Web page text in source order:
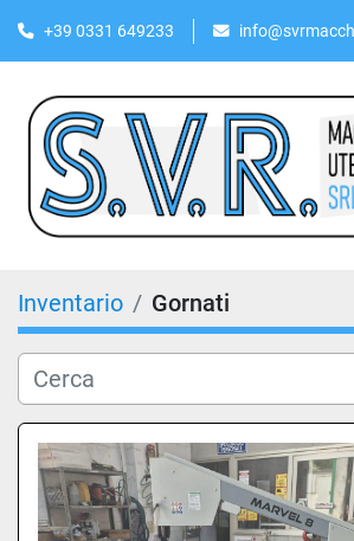
+39 0331 649233
Inventario Gornati